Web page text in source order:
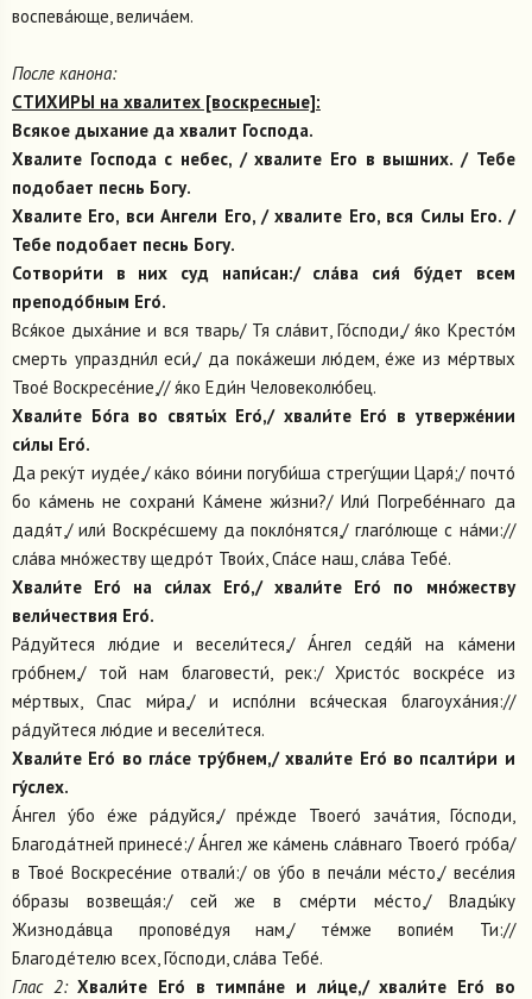
воспева́юще, велича́ем.
После канона:
СТИХИРЫ на хвалитех [воскресные]:
Всякое дыхание да хвалит Господа.
Хвалите Господа с небес, / хвалите Его в вышних. / Тебе
подобает песнь Богу.
Хвалите Его, вси Ангели Его, / хвалите Его, вся Силы Его. /
Тебе подобает песнь Богу.
Сотвори́ти в них суд напи́сан:/ сла́ва сия́ бу́дет всем
преподо́бным Его́.
Вся́кое дыха́ние и вся тварь/ Тя сла́вит, Го́споди,/ я́ко Кресто́м
смерть упраздни́л еси́,/ да пока́жеши лю́дем, е́же из ме́ртвых
Твое́ Воскресе́ние,// я́ко Еди́н Человеколю́бец.
Хвали́те Бо́га во святы́х Его́,/ хвали́те Его́ в утверже́нии
си́лы Его́.
Да реку́т иуде́е,/ ка́ко во́ини погуби́ша стрегу́щии Царя́;/ почто́
бо ка́мень не сохрани́ Ка́мене жи́зни?/ Или́ Погребе́ннаго да
дадя́т,/ или́ Воскре́сшему да покло́нятся,/ глаго́люще с на́ми://
сла́ва мно́жеству щедро́т Твои́х, Спа́се наш, сла́ва Тебе́.
Хвали́те Его́ на си́лах Его́,/ хвали́те Его́ по мно́жеству
вели́чествия Его́.
Ра́дуйтеся лю́дие и весели́теся,/ А́нгел седя́й на ка́мени
гро́бнем,/ той нам благовести́, рек:/ Христо́с воскре́се из
ме́ртвых, Спас ми́ра,/ и испо́лни вся́ческая благоуха́ния://
ра́дуйтеся лю́дие и весели́теся.
Хвали́те Его́ во гла́се тру́бнем,/ хвали́те Его́ во псалти́ри и
гу́слех.
А́нгел у́бо е́же ра́дуйся,/ пре́жде Твоего́ зача́тия, Го́споди,
Благода́тней принесе́:/ А́нгел же ка́мень сла́внаго Твоего́ гро́ба/
в Твое́ Воскресе́ние отвали́:/ ов у́бо в печа́ли ме́сто,/ весе́лия
о́бразы возвеща́я:/ сей же в сме́рти ме́сто,/ Влады́ку
Жизнода́вца пропове́дуя нам,/ те́мже вопие́м Ти://
Благоде́телю всех, Го́споди, сла́ва Тебе́.
Глас 2: Хвали́те Его́ в тимпа́не и ли́це,/ хвали́те Его́ во